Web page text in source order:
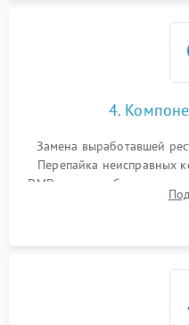
4.
Замена выработавшей
Перепайка неисправных
DMD-чипа при битых
колеса или